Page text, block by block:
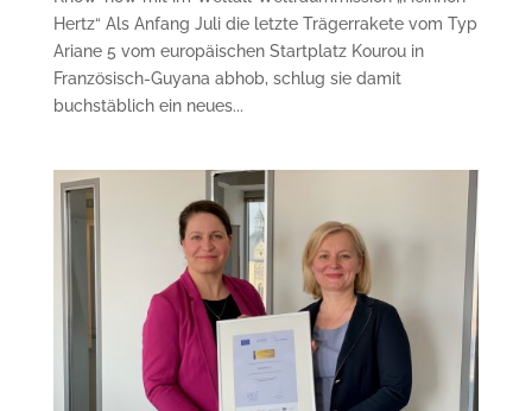
Hertz“ Als Anfang Juli die letzte Trägerrakete vom Typ
Ariane 5 vom europäischen Startplatz Kourou in
Französisch-Guyana abhob, schlug sie damit
buchstäblich ein neues...